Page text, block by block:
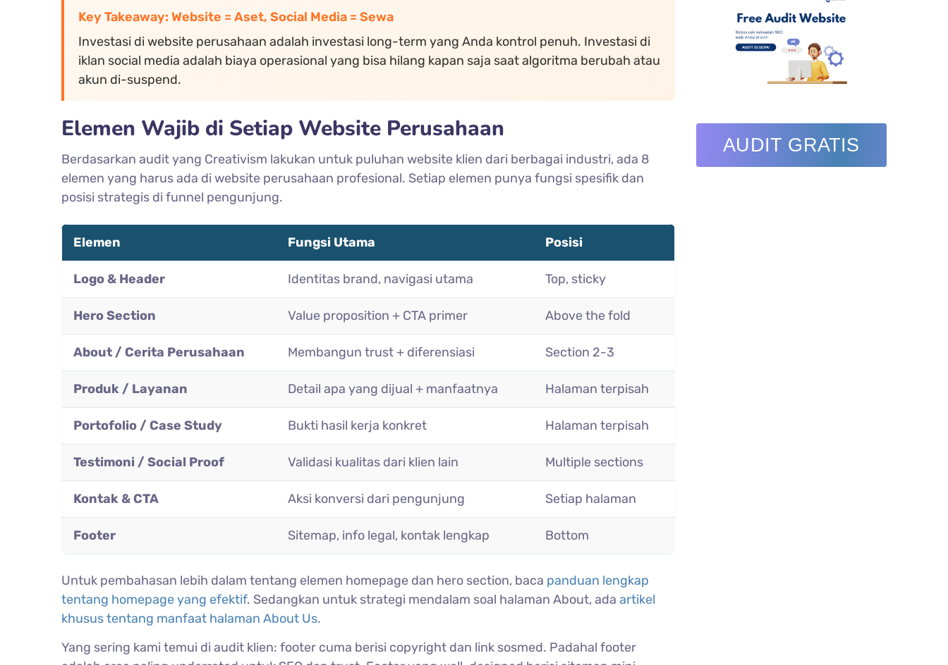
Key Takeaway: Website = Aset, Social Media = Sewa
Investasi di website perusahaan adalah investasi long-term yang Anda kontrol penuh. Investasi di
iklan social media adalah biaya operasional yang bisa hilang kapan saja saat algoritma berubah atau
akun di-suspend.
Elemen Wajib di Setiap Website Perusahaan
Berdasarkan audit yang Creativism lakukan untuk puluhan website klien dari berbagai industri, ada 8
elemen yang harus ada di website perusahaan profesional. Setiap elemen punya fungsi spesifik dan
posisi strategis di funnel pengunjung.
Elemen Fungsi Utama Posisi
Logo & Header Identitas brand, navigasi utama Top, sticky
Hero Section Value proposition + CTA primer Above the fold
About / Cerita Perusahaan Membangun trust + diferensiasi Section 2-3
Produk / Layanan Detail apa yang dijual + manfaatnya Halaman terpisah
Portofolio / Case Study Bukti hasil kerja konkret Halaman terpisah
Testimoni / Social Proof Validasi kualitas dari klien lain Multiple sections
Kontak & CTA Aksi konversi dari pengunjung Setiap halaman
Footer Sitemap, info legal, kontak lengkap Bottom
Untuk pembahasan lebih dalam tentang elemen homepage dan hero section, baca panduan lengkap
tentang homepage yang efektif. Sedangkan untuk strategi mendalam soal halaman About, ada artikel
khusus tentang manfaat halaman About Us.
Yang sering kami temui di audit klien: footer cuma berisi copyright dan link sosmed. Padahal footer
AUDIT GRATIS